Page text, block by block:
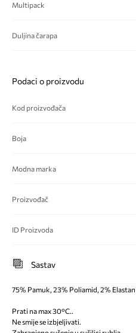
Multipack
Duljina čarapa
Podaci o proizvodu
Kod proizvođača
Boja
Modna marka
Proizvođač
ID Proizvoda
Sastav
75% Pamuk, 23% Poliamid, 2% Elastan
Prati na max 30°C..
Ne smije se izbjeljivati.